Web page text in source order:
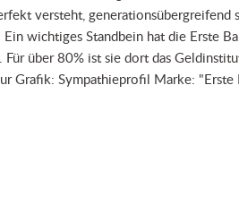
versteht, generationsübergreifend
wichtiges Standbein hat die Erste
Für über 80% ist sie dort das
Grafik: Sympathieprofil Marke: "Erste